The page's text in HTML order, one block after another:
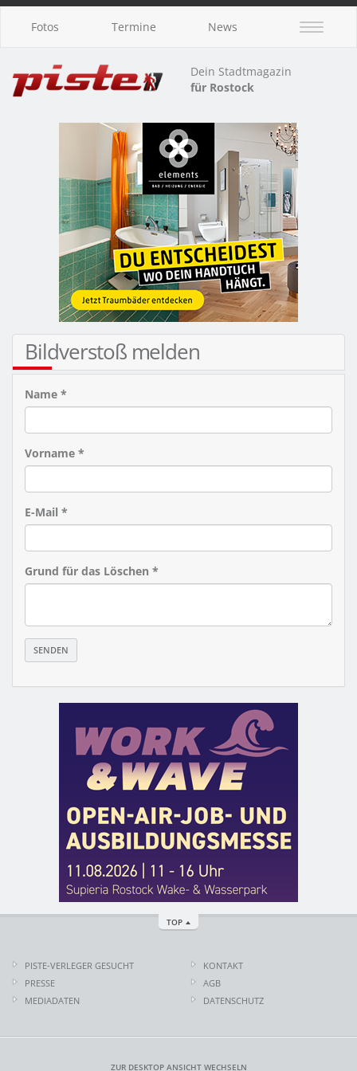
Fotos Termine News
Dein Stadtmagazin
für Rostock
Bildverstoß melden
Name *
Vorname *
E-Mail *
Grund für das Löschen *
TOP
PISTE-VERLEGER GESUCHT
PRESSE
MEDIADATEN
KONTAKT
AGB
DATENSCHUTZ
ZUR DESKTOP ANSICHT WECHSELN